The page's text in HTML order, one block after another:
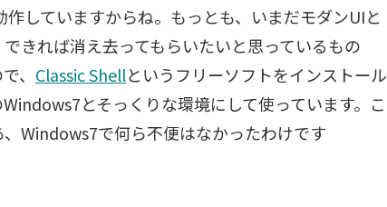
していますからね。もっとも、いまだモダンUIと
きれば消え去ってもらいたいと思っているもの
、 Classic Shellというフリーソフトをインストール
とそっくりな環境にして使っています。こ
Windows7で何ら不便はなかったわけです